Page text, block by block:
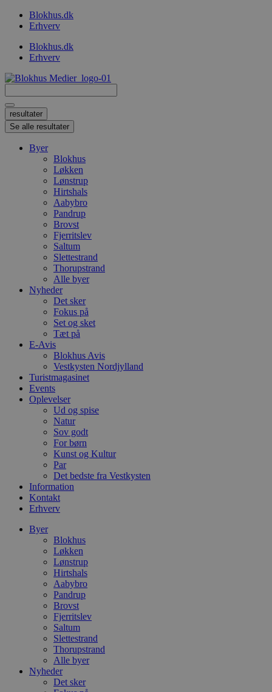
VidereBlokhus.dk
Erhverv
Blokhus.dk
Erhverv
...
resultater
Se alle resultater
Byer
Blokhus
Løkken
Lønstrup
Hirtshals
Aabybro
Pandrup
Brovst
Fjerritslev
Saltum
Slettestrand
Thorupstrand
Alle byer
Nyheder
Det sker
Fokus på
Set og sket
Tæt på
E-Avis
Blokhus Avis
Vestkysten Nordjylland
Turistmagasinet
Events
Oplevelser
Ud og spise
Natur
Sov godt
For børn
Kunst og Kultur
Par
Det bedste fra Vestkysten
Information
Kontakt
Erhverv
Byer
Blokhus
Løkken
Lønstrup
Hirtshals
Aabybro
Pandrup
Brovst
Fjerritslev
Saltum
Slettestrand
Thorupstrand
Alle byer
Nyheder
Det sker